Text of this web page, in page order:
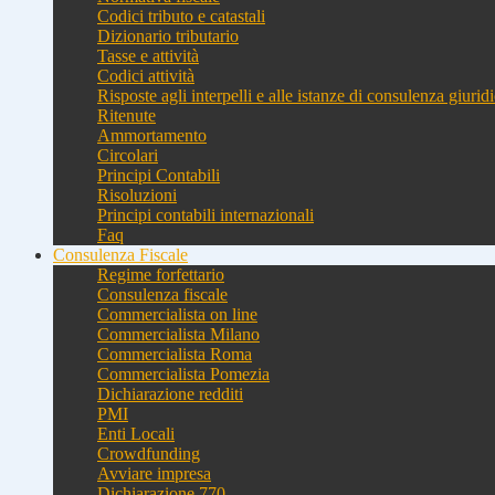
Codici tributo e catastali
Dizionario tributario
Tasse e attività
Codici attività
Risposte agli interpelli e alle istanze di consulenza
Ritenute
Ammortamento
Circolari
Principi Contabili
Risoluzioni
Principi contabili internazionali
Faq
Consulenza Fiscale
Regime forfettario
Consulenza fiscale
Commercialista on line
Commercialista Milano
Commercialista Roma
Commercialista Pomezia
Dichiarazione redditi
PMI
Enti Locali
Crowdfunding
Avviare impresa